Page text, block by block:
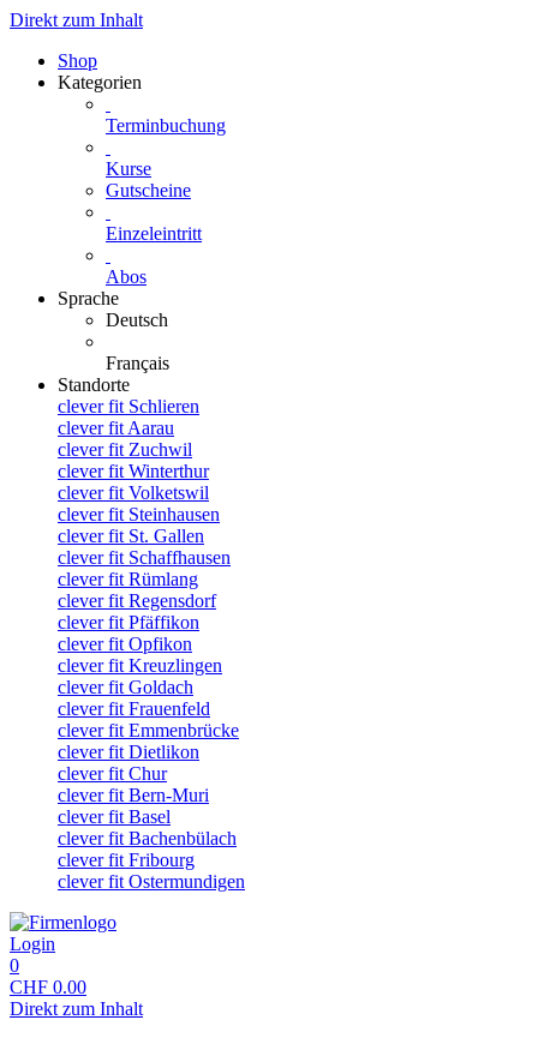
Direkt zum Inhalt
Shop
Kategorien
Terminbuchung
Kurse
Gutscheine
Einzeleintritt
Abos
Sprache
Deutsch
Français
Standorte
clever fit Schlieren
clever fit Aarau
clever fit Zuchwil
clever fit Winterthur
clever fit Volketswil
clever fit Steinhausen
clever fit St. Gallen
clever fit Schaffhausen
clever fit Rümlang
clever fit Regensdorf
clever fit Pfäffikon
clever fit Opfikon
clever fit Kreuzlingen
clever fit Goldach
clever fit Frauenfeld
clever fit Emmenbrücke
clever fit Dietlikon
clever fit Chur
clever fit Bern-Muri
clever fit Basel
clever fit Bachenbülach
clever fit Fribourg
clever fit Ostermundigen
Login
0
CHF 0.00
Direkt zum Inhalt